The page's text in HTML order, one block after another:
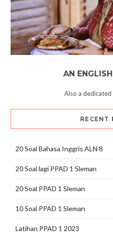
AN
Also a
RECENT
20 Soal Bahasa Inggris ALN 8
20 Soal lagi PPAD 1 Sleman
20 Soal PPAD 1 Sleman
10 Soal PPAD 1 Sleman
Latihan PPAD 1 2023